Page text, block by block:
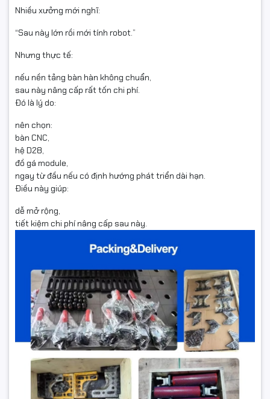
Nhiều xưởng mới nghĩ:
“Sau này lớn rồi mới tính robot.”
Nhưng thực tế:
nếu nền tảng bàn hàn không chuẩn,
sau này nâng cấp rất tốn chi phí.
Đó là lý do:
nên chọn:
bàn CNC,
hệ D28,
đồ gá module,
ngay từ đầu nếu có định hướng phát triển dài hạn.
Điều này giúp:
dễ mở rộng,
tiết kiệm chi phí nâng cấp sau này.